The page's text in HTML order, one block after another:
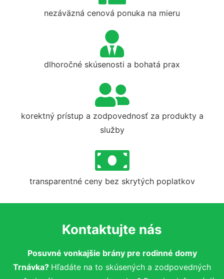
nezáväzná cenová ponuka na mieru
dlhoročné skúsenosti a bohatá prax
korektný prístup a zodpovednosť za produkty a
služby
transparentné ceny bez skrytých poplatkov
Kontaktujte nás
Posuvné vonkajšie brány pre rodinné domy
Trnávka? Hľadáte na to skúsených a zodpovedných